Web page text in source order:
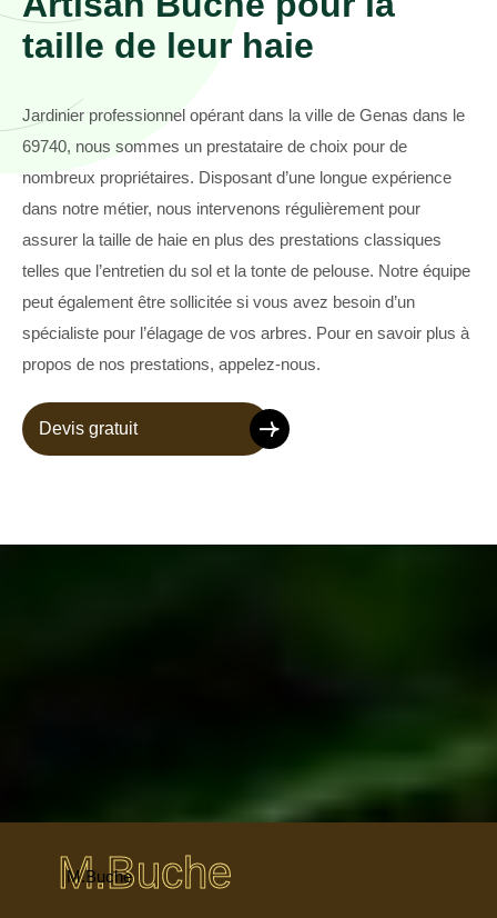
taille de leur haie
Jardinier professionnel opérant dans la ville de Genas dans le
69740, nous sommes un prestataire de choix pour de
nombreux propriétaires. Disposant d’une longue expérience
dans notre métier, nous intervenons régulièrement pour
assurer la taille de haie en plus des prestations classiques
telles que l’entretien du sol et la tonte de pelouse. Notre équipe
peut également être sollicitée si vous avez besoin d’un
spécialiste pour l’élagage de vos arbres. Pour en savoir plus à
propos de nos prestations, appelez-nous.
Devis gratuit
M.Buche
M.Buche